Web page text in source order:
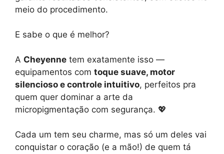
meio do procedimento.
E sabe o que é melhor?
A Cheyenne tem exatamente isso —
equipamentos com toque suave, motor
silencioso e controle intuitivo, perfeitos pra
quem quer dominar a arte da
micropigmentação com segurança. 💖
Cada um tem seu charme, mas só um deles vai
conquistar o coração (e a mão!) de quem tá